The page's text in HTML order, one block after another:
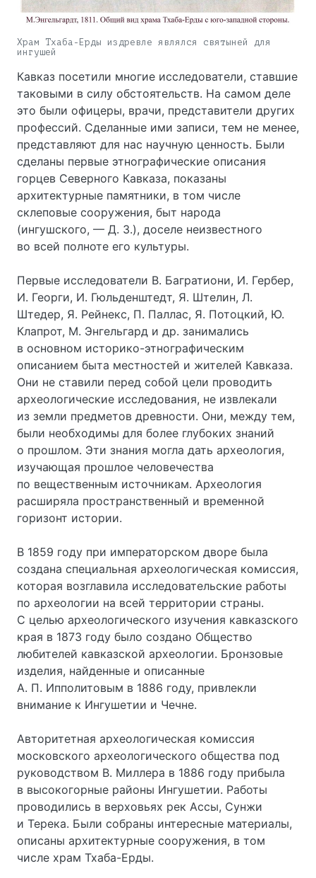
Храм Тхаба-Ерды издревле являлся святыней для
ингушей
Кавказ посетили многие исследователи, ставшие
таковыми в силу обстоятельств. На самом деле
это были офицеры, врачи, представители других
профессий. Сделанные ими записи, тем не менее,
представляют для нас научную ценность. Были
сделаны первые этнографические описания
горцев Северного Кавказа, показаны
архитектурные памятники, в том числе
склеповые сооружения, быт народа
(ингушского, — Д. З.), доселе неизвестного
во всей полноте его культуры.
Первые исследователи В. Багратиони, И. Гербер,
И. Георги, И. Гюльденштедт, Я. Штелин, Л.
Штедер, Я. Рейнекс, П. Паллас, Я. Потоцкий, Ю.
Клапрот, М. Энгельгард и др. занимались
в основном историко-этнографическим
описанием быта местностей и жителей Кавказа.
Они не ставили перед собой цели проводить
археологические исследования, не извлекали
из земли предметов древности. Они, между тем,
были необходимы для более глубоких знаний
о прошлом. Эти знания могла дать археология,
изучающая прошлое человечества
по вещественным источникам. Археология
расширяла пространственный и временной
горизонт истории.
В 1859 году при императорском дворе была
создана специальная археологическая комиссия,
которая возглавила исследовательские работы
по археологии на всей территории страны.
С целью археологического изучения кавказского
края в 1873 году было создано Общество
любителей кавказской археологии. Бронзовые
изделия, найденные и описанные
А. П. Ипполитовым в 1886 году, привлекли
внимание к Ингушетии и Чечне.
Авторитетная археологическая комиссия
московского археологического общества под
руководством В. Миллера в 1886 году прибыла
в высокогорные районы Ингушетии. Работы
проводились в верховьях рек Ассы, Сунжи
и Терека. Были собраны интересные материалы,
описаны архитектурные сооружения, в том
числе храм Тхаба-Ерды.